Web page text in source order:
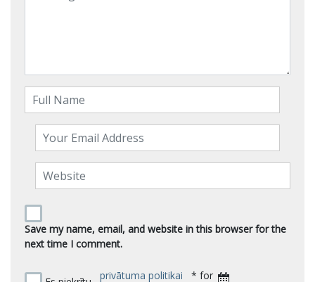
Save my name, email, and website in this browser for the
next time I comment.
privātuma politikai * for